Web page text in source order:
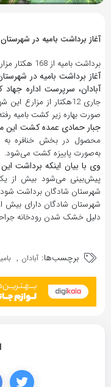
آغاز برداشت بامیه در
برداشت بامیه از 168 هکتار مزارع کشاورزی شادگان آغاز شد.
آغاز برداشت بامیه در
آبادان، سرپرست اداره
صورت بهاره زیر کشت بامیه
جبار حمادی عمده کشت این
محصول در بخش خنافره به
به‌صورت پاییزه کشت می‌شود.
وی با بیان اینکه برداشت
پیش‌بینی می‌شود بیش از
شهرستان شادگان برداشت
دلیل خشک شدن رودخانه
برچسب‌ها: آبادان ,